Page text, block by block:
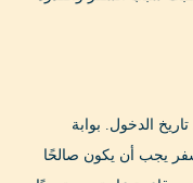
الدخول. بوابة
يجب أن يكون صالحًا